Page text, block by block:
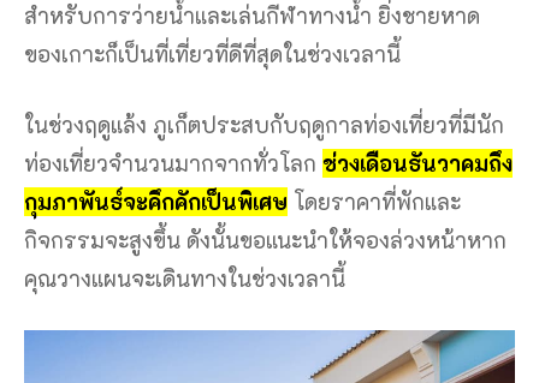
สำหรับการว่ายน้ำและเล่นกีฬาทางน้ำ ยิ่งชายหาด
ของเกาะก็เป็นที่เที่ยวที่ดีที่สุดในช่วงเวลานี้
ในช่วงฤดูแล้ง ภูเก็ตประสบกับฤดูกาลท่องเที่ยวที่มีนัก
ท่องเที่ยวจำนวนมากจากทั่วโลก ช่วงเดือนธันวาคมถึง
กุมภาพันธ์จะคึกคักเป็นพิเศษ โดยราคาที่พักและ
กิจกรรมจะสูงขึ้น ดังนั้นขอแนะนำให้จองล่วงหน้าหาก
คุณวางแผนจะเดินทางในช่วงเวลานี้